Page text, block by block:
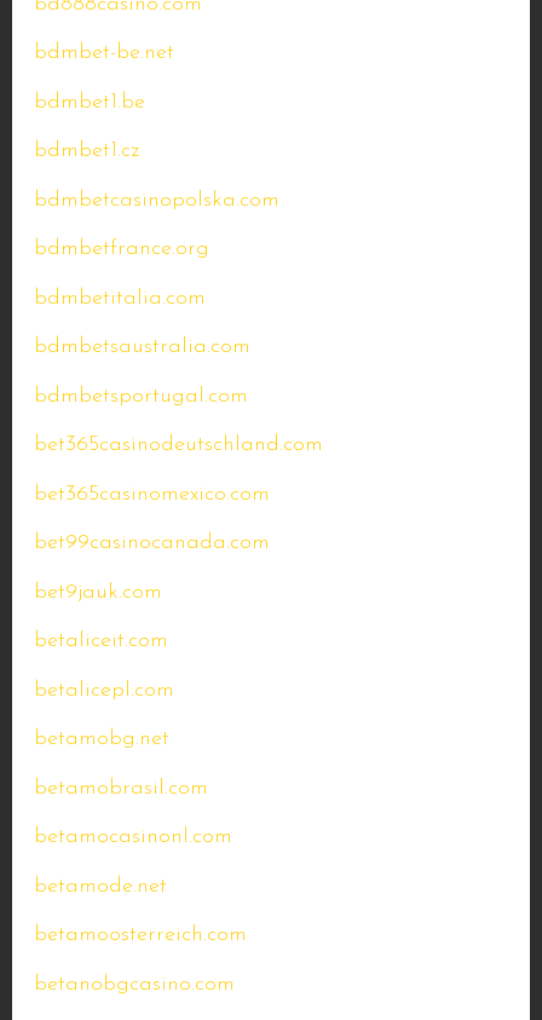
bdmbet-be.net
bdmbet1.be
bdmbet1.cz
bdmbetcasinopolska.com
bdmbetfrance.org
bdmbetitalia.com
bdmbetsaustralia.com
bdmbetsportugal.com
bet365casinodeutschland.com
bet365casinomexico.com
bet99casinocanada.com
bet9jauk.com
betaliceit.com
betalicepl.com
betamobg.net
betamobrasil.com
betamocasinonl.com
betamode.net
betamoosterreich.com
betanobgcasino.com